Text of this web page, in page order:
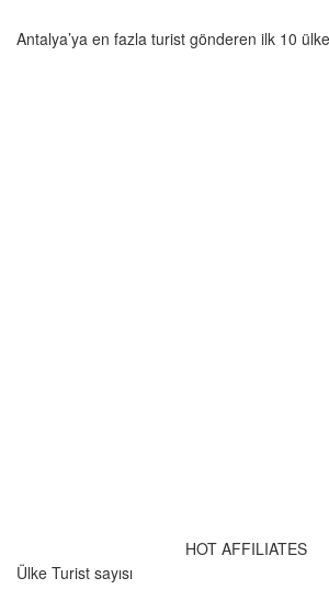
Antalya’ya en fazla turist gönderen ilk 10
HOT AFFILIATES
Ülke Turist sayısı